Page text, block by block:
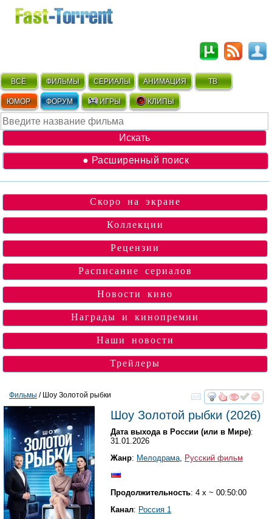
ВСЁ ФИЛЬМЫ СЕРИАЛЫ АНИМАЦИЯ ТВ
ЮМОР ФОРУМ ИГРЫ КЛИПЫ
● Расширенный поиск
Скоро на экране
Коллекции
Рецензии
Расписание сериалов
Новости кино
Награды и кинопремии
Наши новости
Трейлеры
смотреть
Фильмы / Шоу Золотой рыбки
Шоу Золотой рыбки (2026)
Дата выхода в России (или в Мире):
31.01.2026
Жанр: Мелодрама Русский фильм
Продолжительность: 4 х ~ 00:50:00
Канал: Россия 1